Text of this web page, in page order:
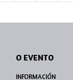
O EVENTO
INFORMACIÓN